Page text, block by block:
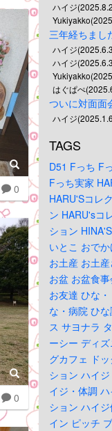
0
0
ハイジ
三年経ちまし
ハイジ
ハイジ
はぐぱぺ
ついに対面面
ハイジ
TAGS
D51 Fっち F
Fっち実家
HARU'Sコレ
ン HARU'sコ
ション
いとこ おでか
お土産 お土
お盆 お盆食
お友達 ひな
な・病院 ひな
ス サヨナラ
ーシー ディ
グカフェ ド
ション ハイ
イジ・体調
ション ハイ
イン ピッチ